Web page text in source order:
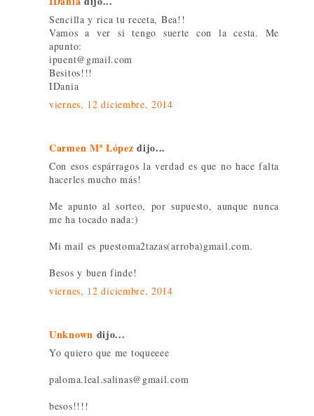
Sencilla y rica tu receta, Bea!!
Vamos a ver si tengo suerte con la cesta. Me
apunto:
ipuent@gmail.com
Besitos!!!
IDania
viernes, 12 diciembre, 2014
Carmen Mª López dijo...
Con esos espárragos la verdad es que no hace falta
hacerles mucho más!
Me apunto al sorteo, por supuesto, aunque nunca
me ha tocado nada:)
Mi mail es puestoma2tazas(arroba)gmail.com.
Besos y buen finde!
viernes, 12 diciembre, 2014
Unknown dijo...
Yo quiero que me toqueeee
paloma.leal.salinas@gmail.com
besos!!!!